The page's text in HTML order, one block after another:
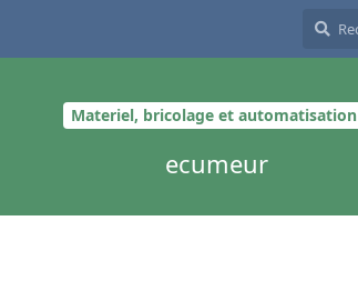
Materiel, bricolage et automatisation
ecumeur